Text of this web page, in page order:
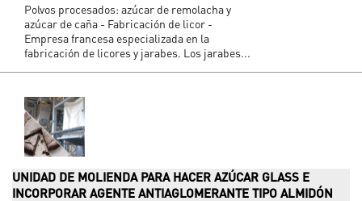
Polvos procesados: azúcar de remolacha y
azúcar de caña - Fabricación de licor -
Empresa francesa especializada en la
fabricación de licores y jarabes. Los jarabes...
UNIDAD DE MOLIENDA PARA HACER AZÚCAR GLASS E
INCORPORAR AGENTE ANTIAGLOMERANTE TIPO ALMIDÓN